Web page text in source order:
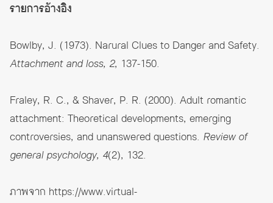
รายการอ้างอิง
Bowlby, J. (1973). Narural Clues to Danger and Safety.
Attachment and loss, 2, 137-150.
Fraley, R. C., & Shaver, P. R. (2000). Adult romantic
attachment: Theoretical developments, emerging
controversies, and unanswered questions. Review of
general psychology, 4(2), 132.
ภาพจาก https://www.virtual-